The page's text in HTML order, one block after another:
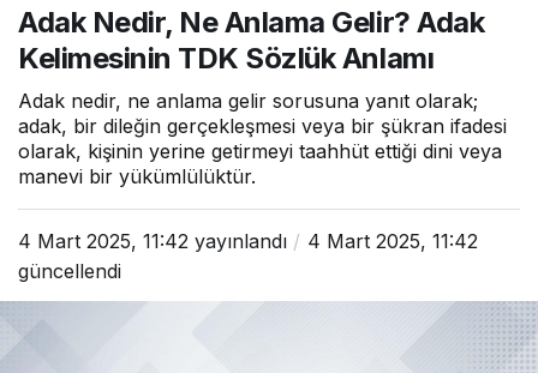
Anlamı
Adak Nedir, Ne Anlama Gelir? Adak
Kelimesinin TDK Sözlük Anlamı
Adak nedir, ne anlama gelir sorusuna yanıt olarak;
adak, bir dileğin gerçekleşmesi veya bir şükran ifadesi
olarak, kişinin yerine getirmeyi taahhüt ettiği dini veya
manevi bir yükümlülüktür.
4 Mart 2025, 11:42 yayınlandı
4 Mart 2025, 11:42
güncellendi